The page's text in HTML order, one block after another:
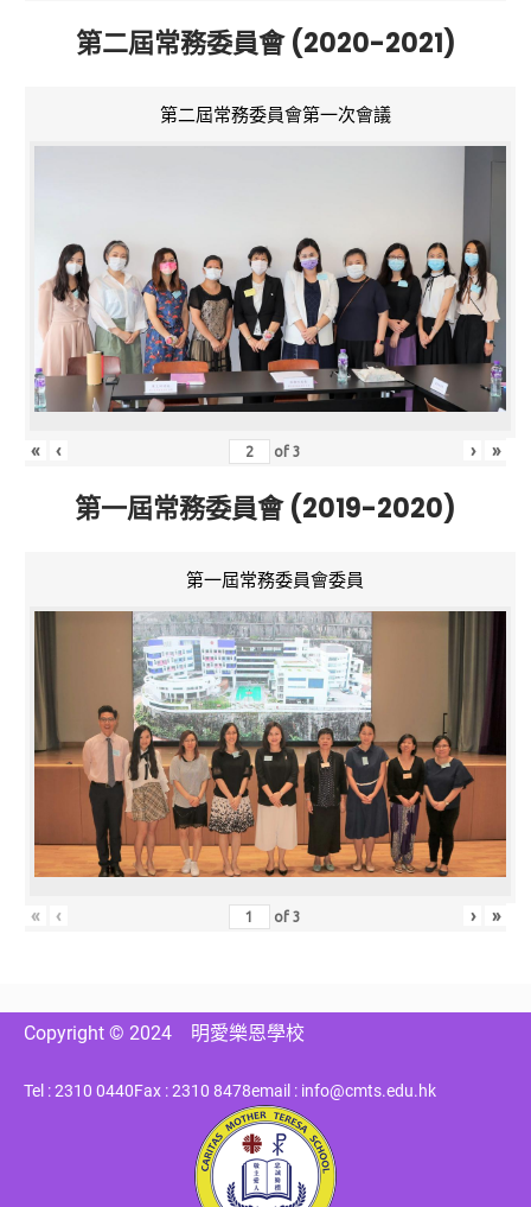
第二屆常務委員會 (2020-2021)
第二屆常務委員會第一次會議
« ‹ of3 › »
第一屆常務委員會 (2019-2020)
第一屆常務委員會委員
« ‹ of3 › »
Copyright © 2024 明愛樂恩學校
Tel : 2310 0440Fax : 2310 8478email : info@cmts.edu.hk